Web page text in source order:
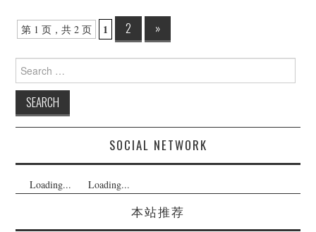
Post
navigation
第 1 页，共 2 页 1 2 »
Search
for:
SOCIAL NETWORK
Loading... Loading...
本站推荐